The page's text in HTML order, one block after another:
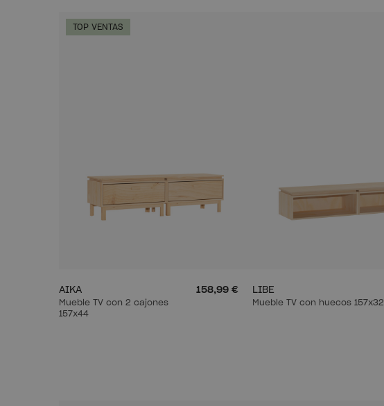
TOP VENTAS
AIKA
Mueble TV con 2 cajones
157x44
158,99 € LIBE
Mueble TV con huecos 157x32